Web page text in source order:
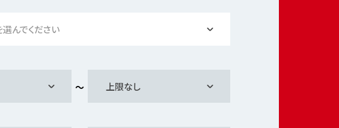
選んでください
上限なし